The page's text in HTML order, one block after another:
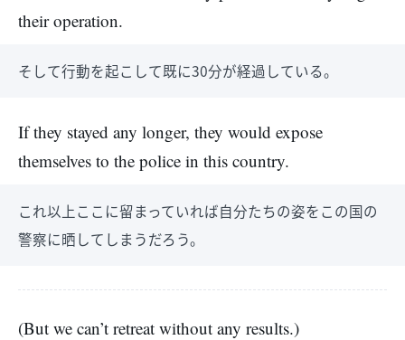
their operation.
そして行動を起こして既に30分が経過している。
If they stayed any longer, they would expose
themselves to the police in this country.
これ以上ここに留まっていれば自分たちの姿をこの国の
警察に晒してしまうだろう。
(But we can’t retreat without any results.)